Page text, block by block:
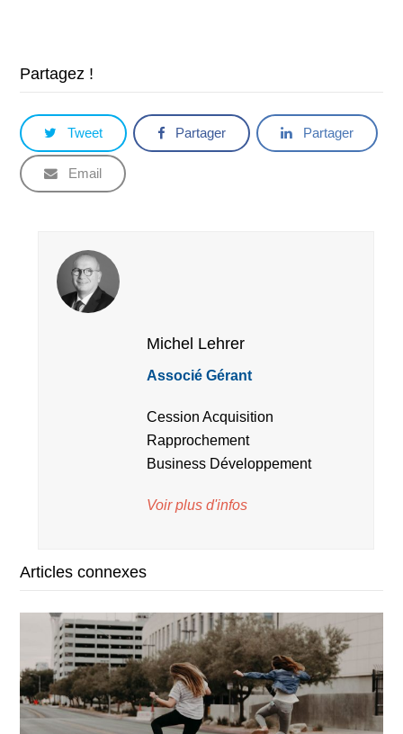
Partagez !
Tweet Partager Partager
Email
Michel Lehrer
Associé Gérant
Cession Acquisition
Rapprochement
Business Développement
Voir plus d'infos
Articles connexes